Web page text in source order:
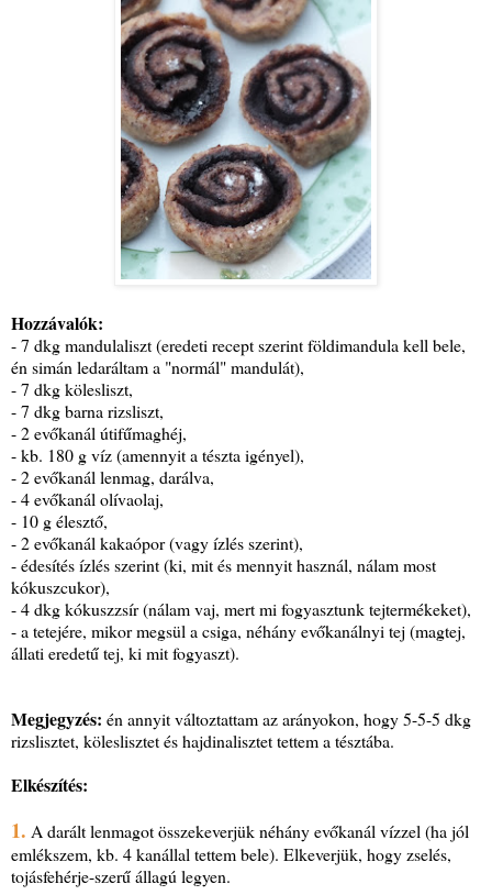
Hozzávalók:
- 7 dkg mandulaliszt (eredeti recept szerint földimandula kell bele,
én simán ledaráltam a "normál" mandulát),
- 7 dkg kölesliszt,
- 7 dkg barna rizsliszt,
- 2 evőkanál útifűmaghéj,
- kb. 180 g víz (amennyit a tészta igényel),
- 2 evőkanál lenmag, darálva,
- 4 evőkanál olívaolaj,
- 10 g élesztő,
- 2 evőkanál kakaópor (vagy ízlés szerint),
- édesítés ízlés szerint (ki, mit és mennyit használ, nálam most
kókuszcukor),
- 4 dkg kókuszzsír (nálam vaj, mert mi fogyasztunk tejtermékeket),
- a tetejére, mikor megsül a csiga, néhány evőkanálnyi tej (magtej,
állati eredetű tej, ki mit fogyaszt).
Megjegyzés: én annyit változtattam az arányokon, hogy 5-5-5 dkg
rizslisztet, köleslisztet és hajdinalisztet tettem a tésztába.
Elkészítés:
1. A darált lenmagot összekeverjük néhány evőkanál vízzel (ha jól
emlékszem, kb. 4 kanállal tettem bele). Elkeverjük, hogy zselés,
tojásfehérje-szerű állagú legyen.